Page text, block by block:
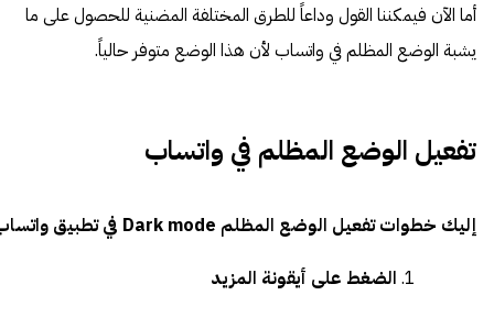
أما الآن فيمكننا القول وداعاً للطرق المختلفة المضنية للحصول على ما
يشبة الوضع المظلم في واتساب لأن هذا الوضع متوفر حالياً.
تفعيل الوضع المظلم في واتساب
إليك خطوات تفعيل الوضع المظلم Dark mode في تطبيق واتساب
الضغط على أيقونة المزيد